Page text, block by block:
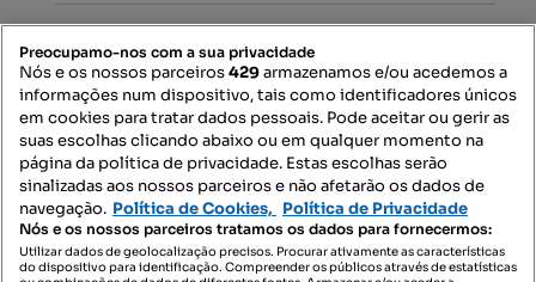
Mapa do Site
Contacte-nos
SIGA-NOS:
Preocupamo-nos com a sua privacidade
Nós e os nossos parceiros429armazenamos e/ou acedemos a
informações num dispositivo, tais como identificadores únicos
em cookies para tratar dados pessoais. Pode aceitar ou gerir as
suas escolhas clicando abaixo ou em qualquer momento na
página da política de privacidade. Estas escolhas serão
sinalizadas aos nossos parceiros e não afetarão os dados de
navegação. Política de Cookies, Política de Privacidade
Nós e os nossos parceiros tratamos os dados para fornecermos:
Utilizar dados de geolocalização precisos. Procurar ativamente as características
do dispositivo para identificação. Compreender os públicos através de estatísticas